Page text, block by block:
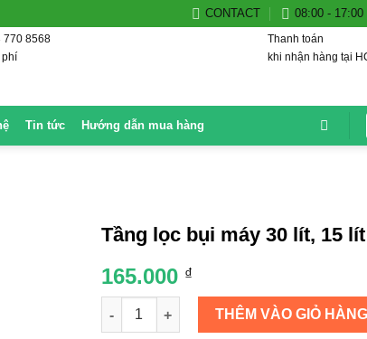
CONTACT 08:00 - 17:00
770 8568
phí
Thanh toán
khi nhận hàng tại
Tin tức Hướng dẫn mua hàng
Tầng lọc bụi máy 30 lít, 15 lít
165.000 ₫
Số lượng
THÊM VÀO GIỎ HÀNG